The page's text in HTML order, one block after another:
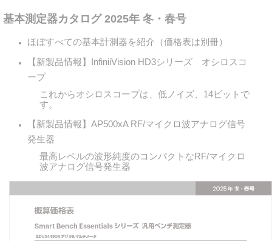
基本測定器カタログ 2025年 冬・春号
ほぼすべての基本計測器を紹介（価格表は別冊）
【新製品情報】InfiniiVision HD3シリーズ オシロスコ
ープ
これからオシロスコープは、低ノイズ、14ビットで
す。
【新製品情報】AP500xA RF/マイクロ波アナログ信号
発生器
最高レベルの波形純度のコンパクトなRF/マイクロ
波アナログ信号発生器